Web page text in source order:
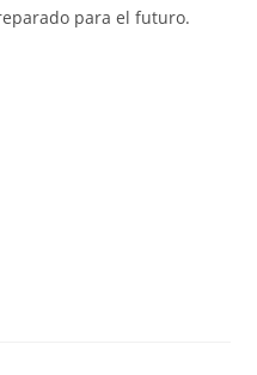
para el futuro.